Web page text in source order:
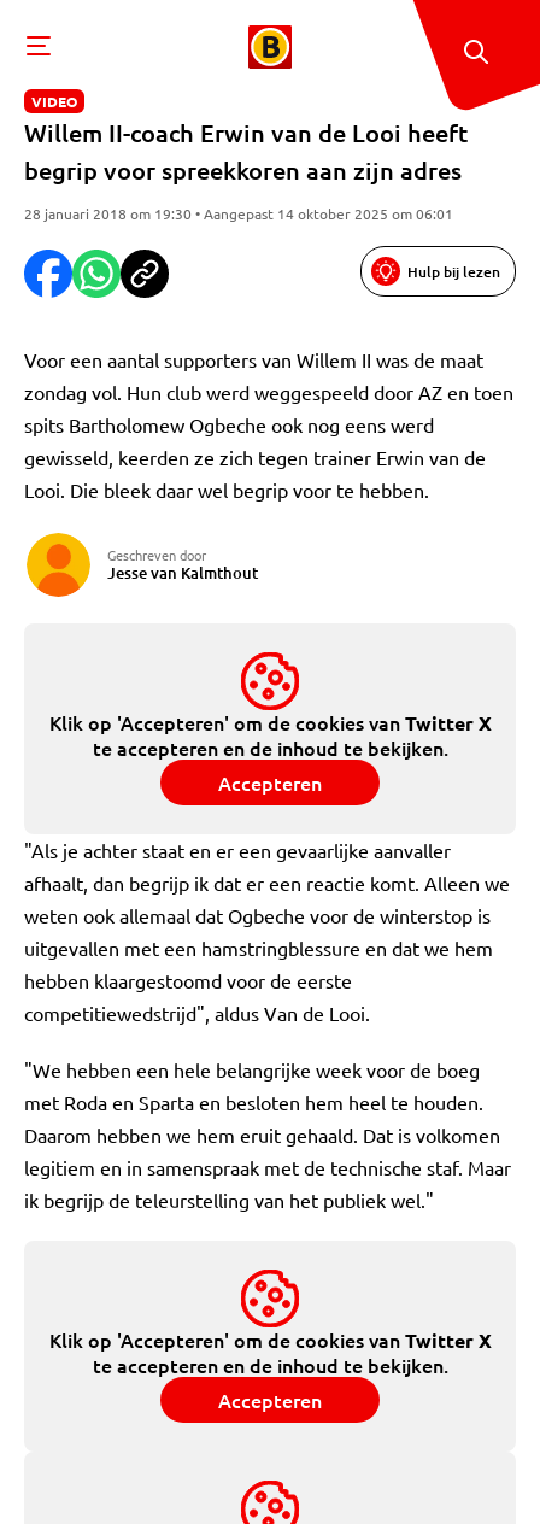
VIDEO
Willem II-coach Erwin van de Looi heeft
begrip voor spreekkoren aan zijn adres
28 januari 2018 om 19:30 • Aangepast 14 oktober 2025 om 06:01
Hulp bij lezen
Voor een aantal supporters van Willem II was de maat
zondag vol. Hun club werd weggespeeld door AZ en toen
spits Bartholomew Ogbeche ook nog eens werd
gewisseld, keerden ze zich tegen trainer Erwin van de
Looi. Die bleek daar wel begrip voor te hebben.
Geschreven door
Jesse van Kalmthout
Klik op 'Accepteren' om de cookies vanTwitter X
te accepteren en de inhoud te bekijken.
Accepteren
"Als je achter staat en er een gevaarlijke aanvaller
afhaalt, dan begrijp ik dat er een reactie komt. Alleen we
weten ook allemaal dat Ogbeche voor de winterstop is
uitgevallen met een hamstringblessure en dat we hem
hebben klaargestoomd voor de eerste
competitiewedstrijd", aldus Van de Looi.
"We hebben een hele belangrijke week voor de boeg
met Roda en Sparta en besloten hem heel te houden.
Daarom hebben we hem eruit gehaald. Dat is volkomen
legitiem en in samenspraak met de technische staf. Maar
ik begrijp de teleurstelling van het publiek wel."
Klik op 'Accepteren' om de cookies vanTwitter X
te accepteren en de inhoud te bekijken.
Accepteren